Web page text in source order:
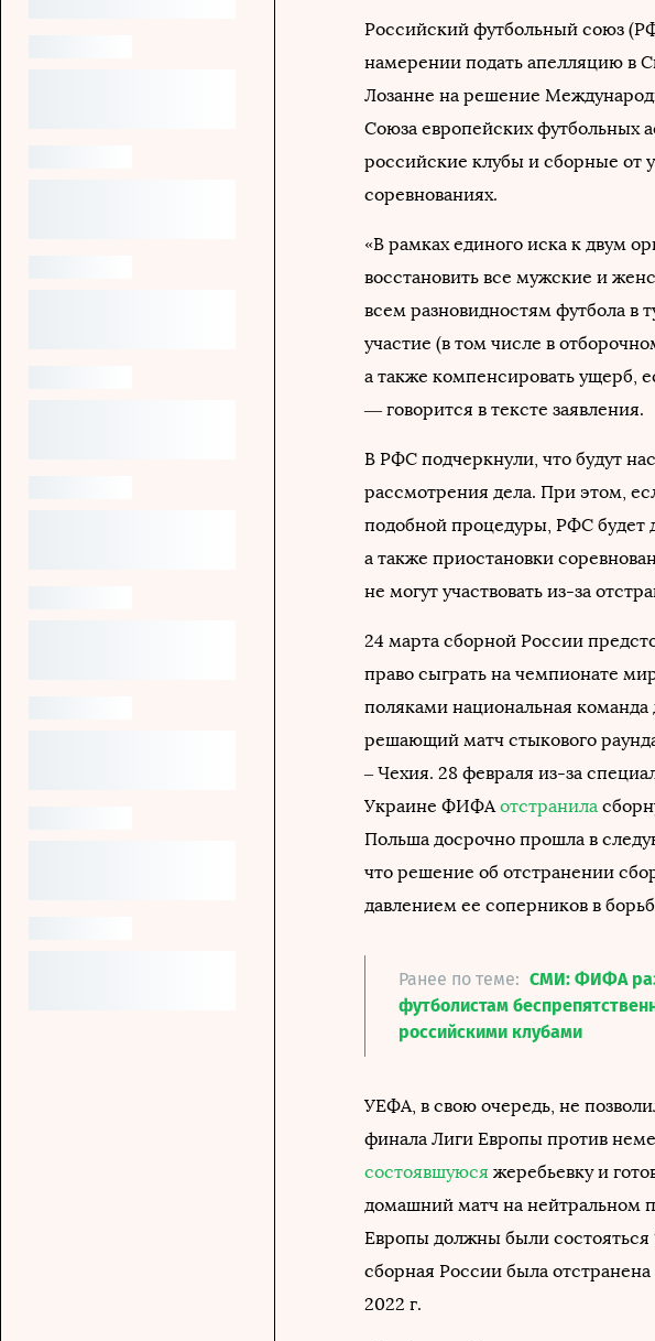
Российский футбольный союз
намерении подать апелляцию в
Лозанне на решение
Союза европейских футбольных
российские клубы и сборные от
соревнованиях.
«В рамках единого иска к двум
восстановить все мужские и
всем разновидностям футбола в
участие (в том числе в
а также компенсировать ущерб,
— говорится в тексте заявления.
В РФС подчеркнули, что будут
рассмотрения дела. При этом,
подобной процедуры, РФС будет
а также приостановки
не могут участвовать из-за
24 марта сборной России
право сыграть на чемпионате
поляками национальная
решающий матч стыкового
– Чехия. 28 февраля из-за
Украине ФИФА отстранила
Польша досрочно прошла в
что решение об отстранении
давлением ее соперников в
Ранее по теме: СМИ: ФИФА
футболистам
российскими клубами
УЕФА, в свою очередь, не
финала Лиги Европы против
состоявшуюся жеребьевку и
домашний матч на нейтральном
Европы должны были состояться
сборная России была
2022 г.